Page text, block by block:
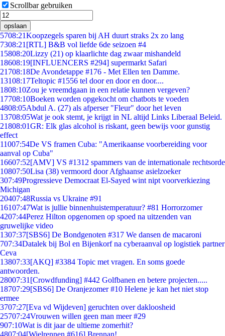
Scrollbar gebruiken
opslaan
5708:21Koopzegels sparen bij AH duurt straks 2x zo lang
7308:21 [RTL] B&B vol liefde 6de seizoen #4
15808:20Lizzy (21) op klaarlichte dag zwaar mishandeld
18608:19[INFLUENCERS #294] supermarkt Safari
21708:18De Avondetappe #176 - Met Ellen ten Damme.
13108:17Teltopic #1556 tel door en door en door....
1808:10Zou je vreemdgaan in een relatie kunnen vergeven?
17708:10Boeken worden opgekocht om chatbots te voeden
4808:05Abdul A. (27) als afperser "Fleur" door het leven
13708:05Wat je ook stemt, je krijgt in NL altijd Links Liberaal Beleid.
21808:01GR: Elk glas alcohol is riskant, geen bewijs voor gunstig
effect
11007:54De VS framen Cuba: "Amerikaanse voorbereiding voor
aanval op Cuba"
16607:52[AMV] VS #1312 spammers van de internationale rechtsorde
10807:50Lisa (38) vermoord door Afghaanse asielzoeker
307:49Progressieve Democraat El-Sayed wint nipt voorverkiezing
Michigan
20407:48Russia vs Ukraine #91
16107:47Wat is jullie binnenhuistemperatuur? #81 Horrorzomer
4207:44Perez Hilton opgenomen op spoed na uitzenden van
gruwelijke video
1307:37[SBS6] De Bondgenoten #317 We dansen de macaroni
707:34Datalek bij Bol en Bijenkorf na cyberaanval op logistiek partner
Ceva
13807:33[AKQ] #3384 Topic met vragen. En soms goede
antwoorden.
28007:31 [Crowdfunding] #442 Golfbanen en betere projecten.....
18707:29[SBS6] De Oranjezomer #10 Helene je kan het niet stop
ermee
3707:27[Eva vd Wijdeven] geruchten over dakloosheid
25707:24Vrouwen willen geen man meer #29
907:10Wat is dit jaar de ultieme zomerhit?
4807:04[Wielrennen #616] Brennan!